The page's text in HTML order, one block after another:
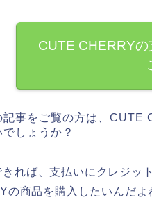
CUTE CHERRY
記事をご覧の方は、CUTE
しょうか？
きれば、支払いにクレジッ
の商品を購入したいんだ